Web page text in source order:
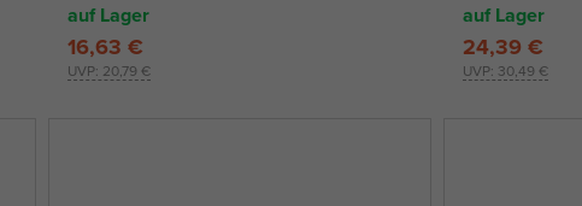
auf Lager
UVP: 20,79 €
16,63 €
auf Lager
UVP: 30,49 €
24,39 €